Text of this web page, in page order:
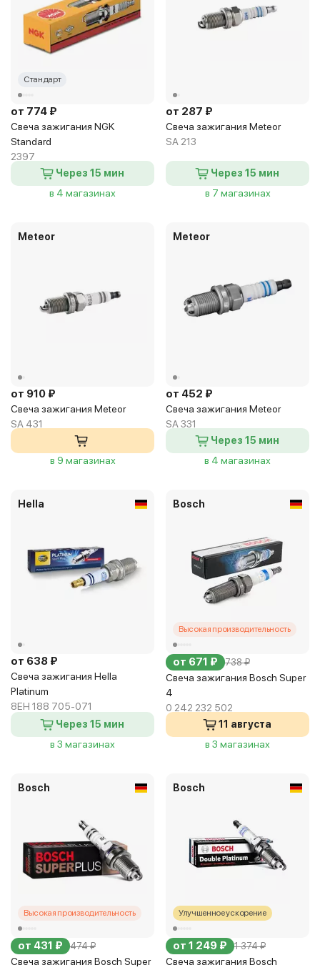
Стандарт
от 774 ₽
Свеча зажигания NGK
Standard
2397
Через 15 мин
в 4 магазинах
от 287 ₽
Свеча зажигания Meteor
SA 213
Через 15 мин
в 7 магазинах
Meteor
от 910 ₽
Свеча зажигания Meteor
SA 431
в 9 магазинах
Meteor
от 452 ₽
Свеча зажигания Meteor
SA 331
Через 15 мин
в 4 магазинах
Hella
от 638 ₽
Свеча зажигания Hella
Platinum
8EH 188 705-071
Через 15 мин
в 3 магазинах
Bosch
Высокая производительность
от 671 ₽ 738 ₽
Свеча зажигания Bosch Super
4
0 242 232 502
11 августа
в 3 магазинах
Bosch
Высокая производительность
от 431 ₽ 474 ₽
Свеча зажигания Bosch Super
Bosch
Улучшенное ускорение
от 1 249 ₽ 1 374 ₽
Свеча зажигания Bosch